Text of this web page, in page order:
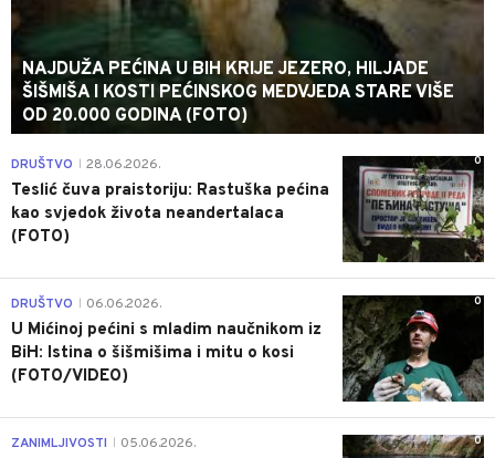
NAJDUŽA PEĆINA U BIH KRIJE JEZERO, HILJADE
ŠIŠMIŠA I KOSTI PEĆINSKOG MEDVJEDA STARE VIŠE
OD 20.000 GODINA (FOTO)
0
DRUŠTVO 28.06.2026.
Teslić čuva praistoriju: Rastuška pećina
kao svjedok života neandertalaca
(FOTO)
0
DRUŠTVO 06.06.2026.
U Mićinoj pećini s mladim naučnikom iz
BiH: Istina o šišmišima i mitu o kosi
(FOTO/VIDEO)
0
ZANIMLJIVOSTI 05.06.2026.